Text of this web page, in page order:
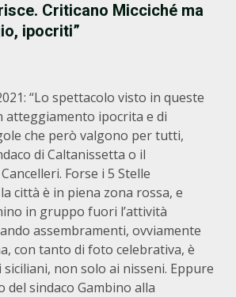
Criticano Micciché ma
ipocriti”
“Lo spettacolo visto in queste
ipocrita e di
che però valgono per tutti,
di Caltanissetta o il
Forse i 5 Stelle
città è in piena zona rossa, e
in gruppo fuori l’attività
assembramenti, ovviamente
con tanto di foto celebrativa, è
siciliani, non solo ai nisseni. Eppure
del sindaco Gambino alla